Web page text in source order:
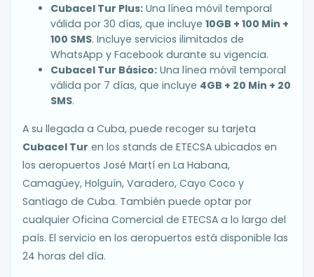
Cubacel Tur Plus: Una línea móvil temporal
válida por 30 días, que incluye 10GB + 100 Min +
100 SMS. Incluye servicios ilimitados de
WhatsApp y Facebook durante su vigencia.
Cubacel Tur Básico: Una línea móvil temporal
válida por 7 días, que incluye 4GB + 20 Min + 20
SMS.
A su llegada a Cuba, puede recoger su tarjeta
Cubacel Tur en los stands de ETECSA ubicados en
los aeropuertos José Martí en La Habana,
Camagüey, Holguín, Varadero, Cayo Coco y
Santiago de Cuba. También puede optar por
cualquier Oficina Comercial de ETECSA a lo largo del
país. El servicio en los aeropuertos está disponible las
24 horas del día.